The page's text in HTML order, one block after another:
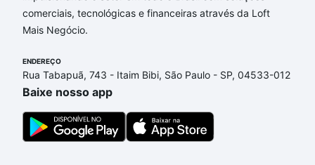
comerciais, tecnológicas e financeiras através da Loft
Mais Negócio.
ENDEREÇO
Rua Tabapuã, 743 - Itaim Bibi, São Paulo - SP, 04533-012
Baixe nosso app